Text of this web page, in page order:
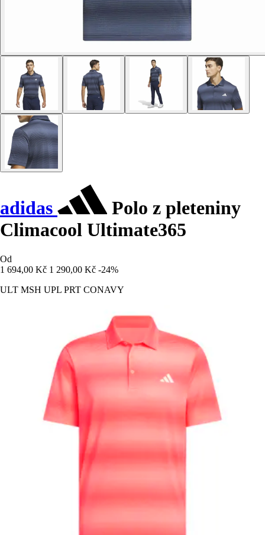
adidas
Polo z pleteniny
Climacool Ultimate365
Od
1 694,00 Kč 1 290,00 Kč -24%
ULT MSH UPL PRT CONAVY